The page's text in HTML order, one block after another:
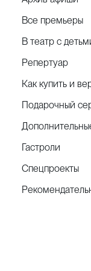
19. Окунева
Возрастная
Все премьеры
В театр с
Репертуар
Как купить и
Подарочный
Гастроли
Спецпроекты